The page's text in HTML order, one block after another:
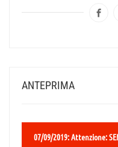
ANTEPRIMA
07/09/2019: Attenzione: